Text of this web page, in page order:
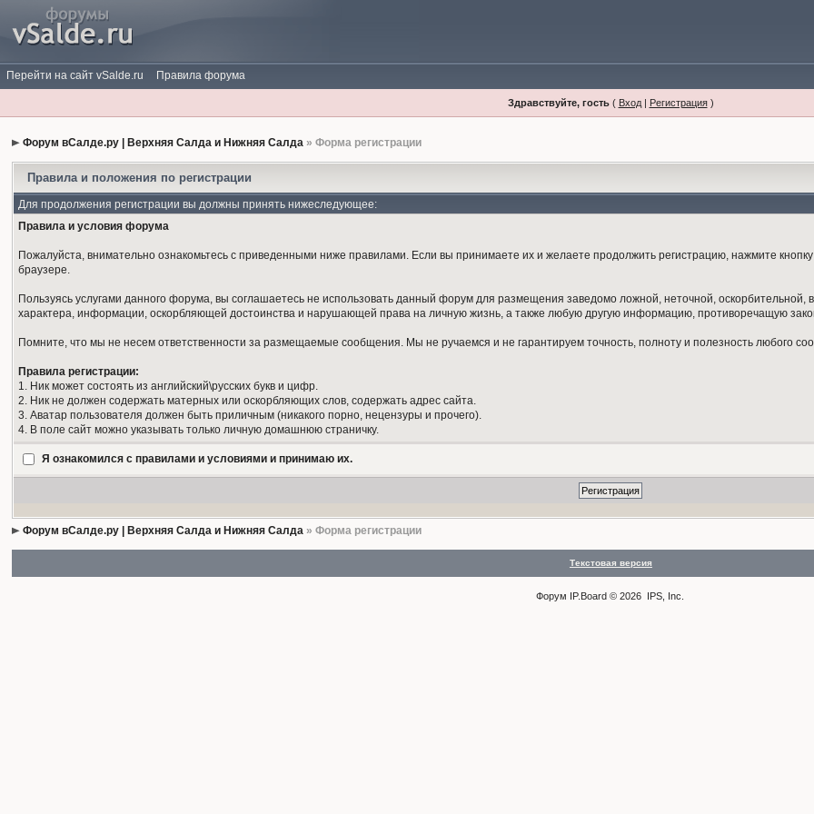
Перейти на сайт vSalde.ru Правила форума
Здравствуйте, гость( Вход| Регистрация)
Форум вСалде.ру | Верхняя Салда и Нижняя Салда » Форма регистрации
Правила и положения по регистрации
Для продолжения регистрации вы должны принять нижеследующее:
Правила и условия форума
Пожалуйста, внимательно ознакомьтесь с приведенными ниже правилами. Если вы принимаете их и желаете продолжить регистрацию, нажмите
браузере.
Пользуясь услугами данного форума, вы соглашаетесь не использовать данный форум для размещения заведомо ложной, неточной,
характера, информации, оскорбляющей достоинства и нарушающей права на личную жизнь, а также любую другую информацию, противоречащую
Помните, что мы не несем ответственности за размещаемые сообщения. Мы не ручаемся и не гарантируем точность, полноту и полезность любого
Правила регистрации:
1. Ник может состоять из английский\русских букв и цифр.
2. Ник не должен содержать матерных или оскорбляющих слов, содержать адрес сайта.
3. Аватар пользователя должен быть приличным (никакого порно, нецензуры и прочего).
4. В поле сайт можно указывать только личную домашнюю страничку.
Я ознакомился с правилами и условиями и принимаю их.
Форум вСалде.ру | Верхняя Салда и Нижняя Салда » Форма регистрации
Текстовая версия
Форум IP.Board © 2026 IPS, Inc